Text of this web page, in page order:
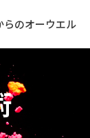
ー
らのオーウエル